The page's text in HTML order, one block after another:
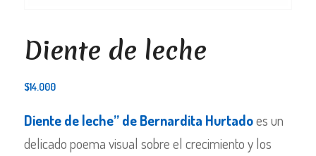
Diente de leche
$14.000
Diente de leche” de Bernardita Hurtadoes un
delicado poema visual sobre el crecimiento y los